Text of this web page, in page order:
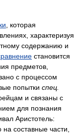
, которая
характеризуя
содержанию и
становится
предметов,
с процессом
попытки спец.
и связаны с
для познания
Аристотель:
составные части,